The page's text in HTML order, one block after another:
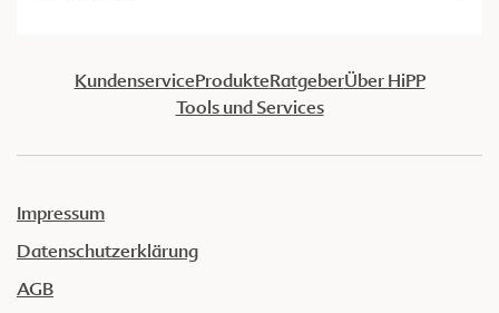
KundenserviceProdukteRatgeberÜber HiPP
Tools und Services
Impressum
Datenschutzerklärung
AGB